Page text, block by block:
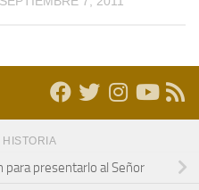
HISTORIA
para presentarlo al Señor